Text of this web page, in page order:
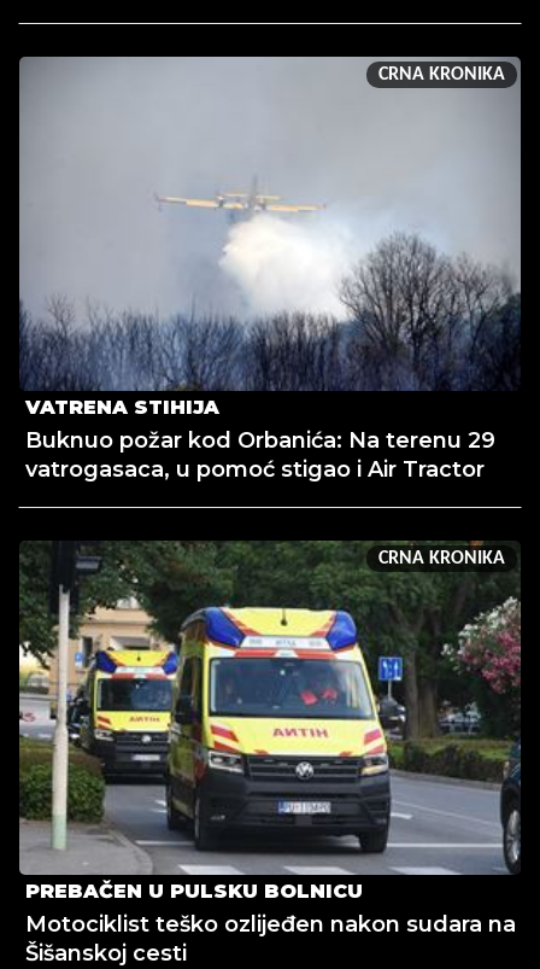
CRNA KRONIKA
VATRENA STIHIJA
Buknuo požar kod Orbanića: Na terenu 29
vatrogasaca, u pomoć stigao i Air Tractor
CRNA KRONIKA
PREBAČEN U PULSKU BOLNICU
Motociklist teško ozlijeđen nakon sudara na
Šišanskoj cesti